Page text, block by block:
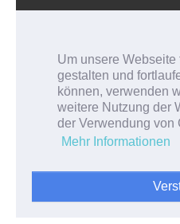
Um unsere
gestalten und
können, verwenden
weitere Nutzung der
der Verwendung von
Mehr Informationen
FacebookTwitter
Deutsch
English